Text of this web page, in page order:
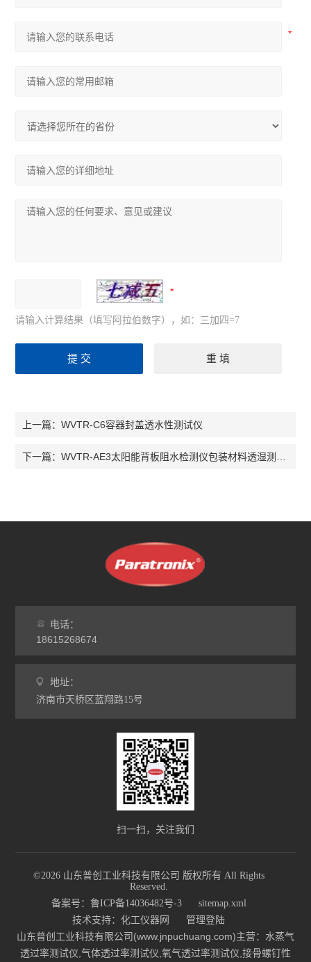
请输入计算结果（填写阿拉伯数字），如：三加四=7
上一篇：WVTR-C6容器封盖透水性测试仪
下一篇：WVTR-AE3太阳能背板阻水检测仪包装材料透湿测试仪
电话：
18615268674
地址：
济南市天桥区蓝翔路15号
扫一扫，关注我们
©2026 山东普创工业科技有限公司 版权所有 All Rights
Reserved.
备案号：鲁ICP备14036482号-3
sitemap.xml
技术支持： 化工仪器网 管理登陆
山东普创工业科技有限公司(www.jnpuchuang.com)主营：水蒸气
透过率测试仪,气体透过率测试仪,氧气透过率测试仪,接骨螺钉性